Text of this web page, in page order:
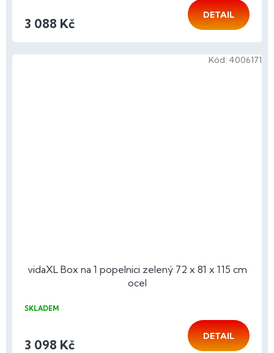
3 088 Kč
DETAIL
vidaXL Box na 1 popelnici zelený 72 x 81 x 115 cm
ocel
SKLADEM
3 098 Kč
DETAIL
Kód: 4006171